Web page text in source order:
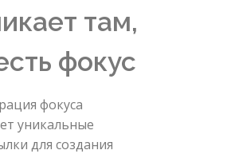
там,
фокус
фокуса
уникальные
для создания